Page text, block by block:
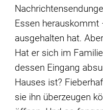
Essen herauskommt
ausgehalten hat.
Hat er sich im
dessen Eingang
Hauses ist?
sie ihn überzeugen